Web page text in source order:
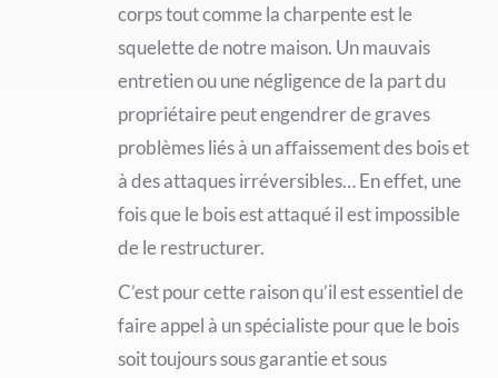
corps tout comme la charpente est le
squelette de notre maison. Un mauvais
entretien ou une négligence de la part du
propriétaire peut engendrer de graves
problèmes liés à un aﬀaissement des bois et
à des attaques irréversibles… En effet, une
fois que le bois est attaqué il est impossible
de le restructurer.
C’est pour cette raison qu’il est essentiel de
faire appel à un spécialiste pour que le bois
soit toujours sous garantie et sous